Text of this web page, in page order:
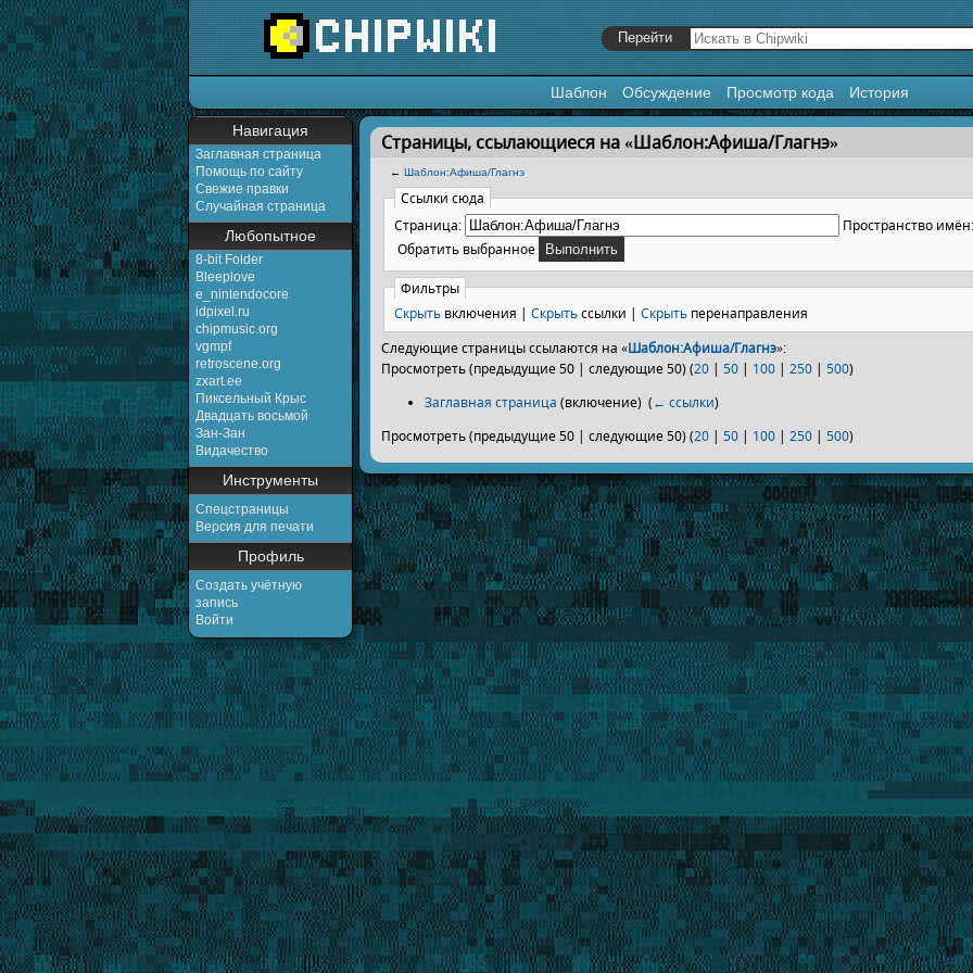
Шаблон Обсуждение Просмотр кода История
Навигация
Заглавная страница
Помощь по сайту
Свежие правки
Случайная страница
Любопытное
8-bit Folder
Bleeplove
e_nintendocore
idpixel.ru
chipmusic.org
vgmpf
retroscene.org
zxart.ee
Пиксельный Крыс
Двадцать восьмой
Зан-Зан
Видачество
Инструменты
Спецстраницы
Версия для печати
Профиль
Создать учётную
запись
Войти
Перейти к:навигация,поиск
Страницы, ссылающиеся на «Шаблон:Афиша/Глагнэ»
← Шаблон:Афиша/Глагнэ
Ссылки сюда
Страница:
Пространство имён:
Обратить выбранное
Фильтры
Скрыть включения | Скрытьссылки | Скрыть перенаправления
Следующие страницы ссылаются на «Шаблон:Афиша/Глагнэ»:
Просмотреть (предыдущие 50 | следующие 50) (20 | 50 | 100 | 250 | 500)
Заглавная страница (включение) ‎ (← ссылки)
Просмотреть (предыдущие 50 | следующие 50) (20 | 50 | 100 | 250 | 500)